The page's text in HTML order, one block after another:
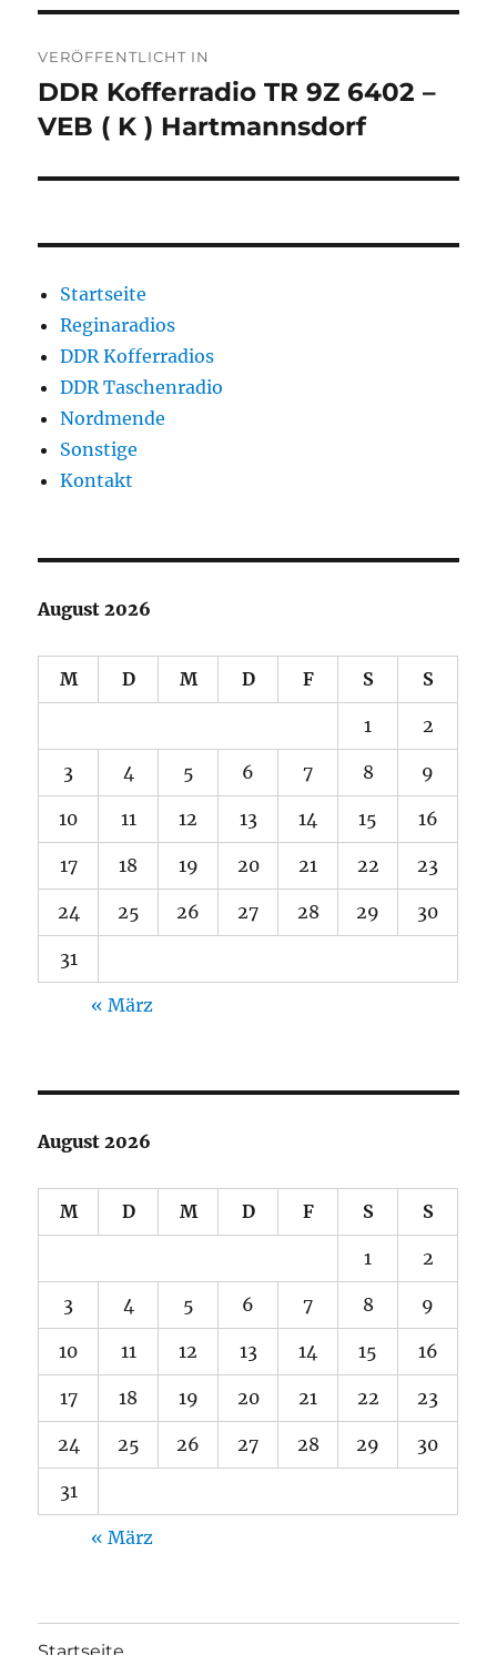
VERÖFFENTLICHT IN
DDR Kofferradio TR 9Z 6402 –
VEB ( K ) Hartmannsdorf
Startseite
Reginaradios
DDR Kofferradios
DDR Taschenradio
Nordmende
Sonstige
Kontakt
August 2026
M D M D F S S
1 2
3 4 5 6 7 8 9
10 11 12 13 14 15 16
17 18 19 20 21 22 23
24 25 26 27 28 29 30
31
« März
August 2026
M D M D F S S
1 2
3 4 5 6 7 8 9
10 11 12 13 14 15 16
17 18 19 20 21 22 23
24 25 26 27 28 29 30
31
« März
Startseite